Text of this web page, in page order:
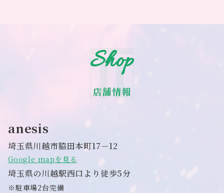
Shop
店舗情報
anesis
埼玉県川越市脇田本町17－12
Google mapを見る
埼玉県の川越駅西口より徒歩5分
※駐車場2台完備